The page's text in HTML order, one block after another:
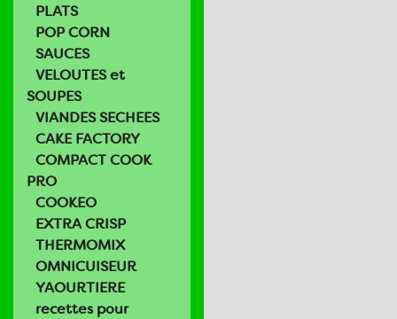
PLATS
POP CORN
SAUCES
VELOUTES et
SOUPES
VIANDES SECHEES
CAKE FACTORY
COMPACT COOK
PRO
COOKEO
EXTRA CRISP
THERMOMIX
OMNICUISEUR
YAOURTIERE
recettes pour